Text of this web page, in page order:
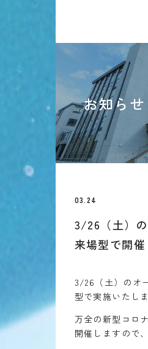
お知らせ
03.24
3/26（土）
来場型で開
3/26（土）のオ
型で実施いたしま
万全の新型コロ
開催しますので